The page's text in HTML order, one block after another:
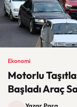
Ekonomi
Motorlu
Başladı Araç